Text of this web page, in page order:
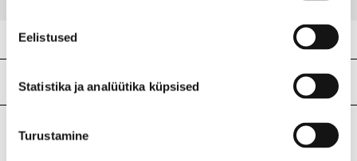
Eelistused
Statistika ja analüütika küpsised
Turustamine
Meie poed